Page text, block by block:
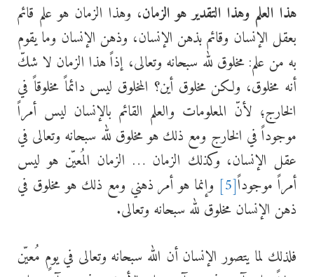
هذا العلم وهذا التقدير هو الزمان، وهذا الزمان هو علم قائم
بعقل الإنسان وقائم بذهن الإنسان، وذهن الإنسان وما يقوم
به من علم: مخلوق لله سبحانه وتعالى، إذاً هذا الزمان لا شكّ
أنه مخلوق، ولكن مخلوق أين؟ المخلوق ليس دائماً مخلوقاً في
الخارج؛ لأنّ المعلومات والعلم القائم بالإنسان ليس أمراً
موجوداً في الخارج ومع ذلك هو مخلوق لله سبحانه وتعالى في
عقل الإنسان، وكذلك الزمان … الزمان المُعيّن هو ليس
أمراً موجوداً[5]
وإنما هو أمر ذهني ومع ذلك هو مخلوق في
ذهن الإنسان مخلوق لله سبحانه وتعالى.
فلذلك لما يتصور الإنسان أن الله سبحانه وتعالى في يومٍ مُعيّن